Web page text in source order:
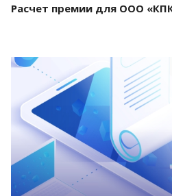
Расчет премии для ООО
Смотреть